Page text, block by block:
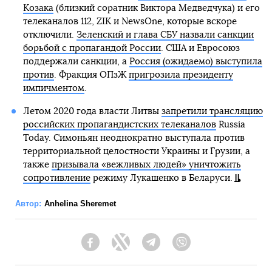
Козака(близкий соратник Виктора Медведчука) и его
телеканалов 112, ZIK и NewsOne, которые вскоре
отключили. Зеленский и глава СБУ назвали санкции
борьбой с пропагандой России. США и Евросоюз
поддержали санкции, а Россия (ожидаемо) выступила
против. Фракция ОПзЖ пригрозила президенту
импичментом.
Летом 2020 года власти Литвы запретили трансляцию
российских пропагандистских телеканаловRussia
Today. Симоньян неоднократно выступала против
территориальной целостности Украины и Грузии, а
также призывала «вежливых людей» уничтожить
сопротивлениережиму Лукашенко в Беларуси.
Автор: Anhelina Sheremet
FacebookTwitter Telegram